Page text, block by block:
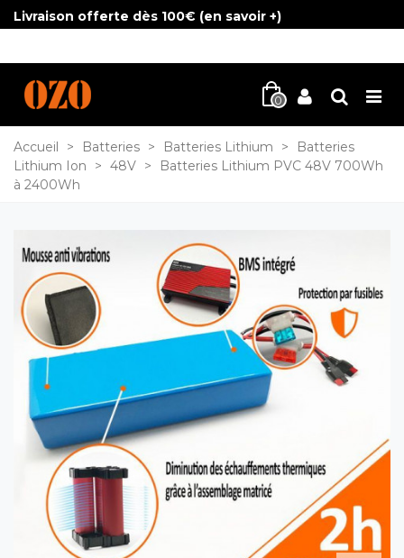
Livraison offerte dès 100€ (en savoir +)
0
Accueil > Batteries > Batteries Lithium >
Batteries
Lithium Ion
> 48V >
Batteries Lithium PVC 48V 700Wh
à 2400Wh